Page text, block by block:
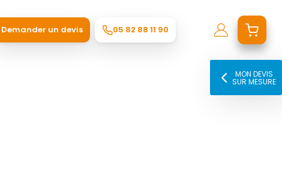
Demander un devis 05 82 88 11 90
MON DEVIS
SUR MESURE